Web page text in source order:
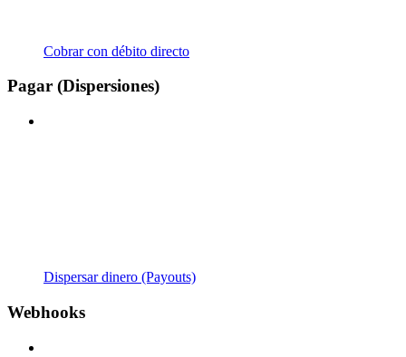
Cobrar con débito directo
Pagar (Dispersiones)
Dispersar dinero (Payouts)
Webhooks